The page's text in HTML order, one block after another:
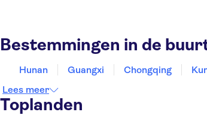
Bestemmingen in de
Hunan Guangxi Chongqing
Lees meer
Toplanden